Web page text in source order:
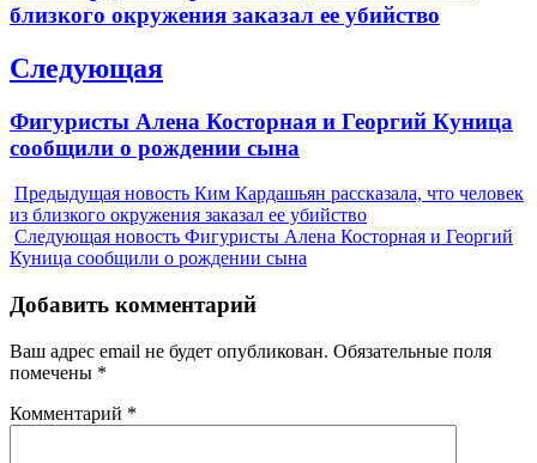
post:
близкого окружения заказал ее убийство
Следующая
Next
Фигуристы Алена Косторная и Георгий Куница
сообщили о рождении сына
Предыдущая новость Ким Кардашьян рассказала, что человек
из близкого окружения заказал ее убийство
Следующая новость Фигуристы Алена Косторная и Георгий
Куница сообщили о рождении сына
Добавить комментарий
Ваш адрес email не будет опубликован. Обязательные поля
помечены *
Комментарий *